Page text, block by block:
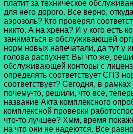
платит за техническое
для него дорого. Все верно,
аэрозоль? Кто проверял
никто. А на хрена? И у кого есть
заниматься в обслуживающей
норм новых напечатали, да тут у
голова распухнет. Вы что же,
обслуживающей конторы с
определять соответствует СПЗ
соответствует? Сегодня, в
почему-то, решили, что все,
название Акта комплексного
комплексной проверки
что-то лучшее? Хмм, время
на что они не надеются. Все